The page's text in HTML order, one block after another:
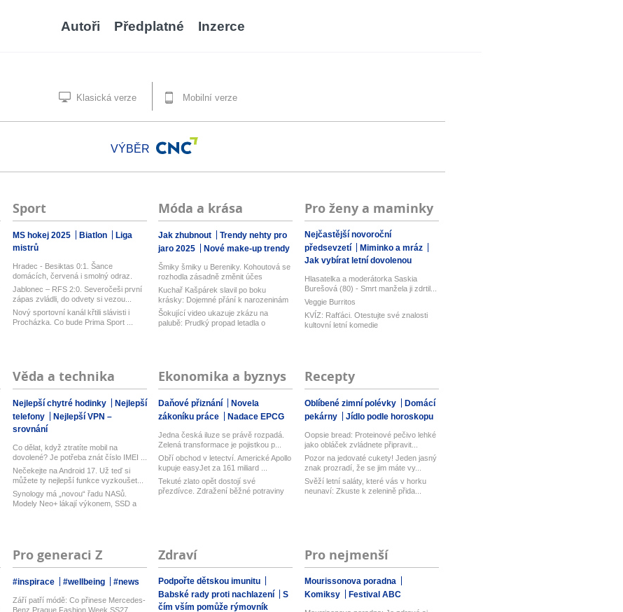
Autoři Předplatné Inzerce
Klasická verze Mobilní verze
VÝBĚR
Sport
MS hokej 2025 Biatlon
Liga
mistrů
Hradec - Besiktas 0:1. Šance
domácích, červená i smolný odraz.
Votroci...
Jablonec – RFS 2:0. Severočeši první
zápas zvládli, do odvety si vezou...
Nový sportovní kanál křtili slávisti i
Procházka. Co bude Prima Sport ...
Móda a krása
Jak zhubnout
Trendy nehty pro
jaro 2025
Nové make-up trendy
Šmiky šmiky u Bereniky. Kohoutová se
rozhodla zásadně změnit účes
Kuchař Kašpárek slavil po boku
krásky: Dojemné přání k narozeninám
Šokující video ukazuje zkázu na
palubě: Prudký propad letadla o
Pro ženy a maminky
Nejčastější novoroční
předsevzetí
Miminko a mráz
Jak vybírat letní dovolenou
Hlasatelka a moderátorka Saskia
Burešová (80) - Smrt manžela ji zdrtil...
Veggie Burritos
KVÍZ: Rafťáci. Otestujte své znalosti
kultovní letní komedie
Věda a technika
Nejlepší chytré hodinky
Nejlepší
telefony
Nejlepší VPN –
srovnání
Co dělat, když ztratíte mobil na
dovolené? Je potřeba znát číslo IMEI ...
Nečekejte na Android 17. Už teď si
můžete ty nejlepší funkce vyzkoušet...
Synology má „novou“ řadu NASů.
Modely Neo+ lákají výkonem, SSD a
Ekonomika a byznys
Daňové přiznání
Novela
zákoníku práce
Nadace EPCG
Jedna česká iluze se právě rozpadá.
Zelená transformace je pojistkou p...
Obří obchod v letectví. Americké Apollo
kupuje easyJet za 161 miliard ...
Tekuté zlato opět dostojí své
přezdívce. Zdražení běžné potraviny
Recepty
Oblíbené zimní polévky
Domácí
pekárny
Jídlo podle horoskopu
Oopsie bread: Proteinové pečivo lehké
jako obláček zvládnete připravit...
Pozor na jedovaté cukety! Jeden jasný
znak prozradí, že se jim máte vy...
Svěží letní saláty, které vás v horku
neunaví: Zkuste k zelenině přida...
Pro generaci Z
#inspirace #wellbeing #news
Září patří módě: Co přinese Mercedes-
Benz Prague Fashion Week SS27
Zdraví
Podpořte dětskou imunitu
Babské rady proti nachlazení
S
čím vším pomůže rýmovník
Pro nejmenší
Mourissonova poradna
Komiksy
Festival ABC